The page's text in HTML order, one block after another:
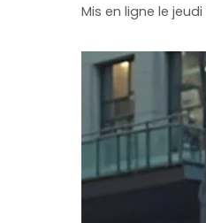
Mis en ligne le